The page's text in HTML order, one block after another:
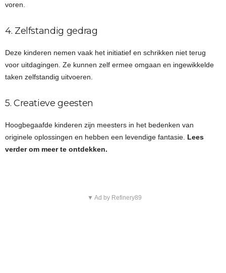
voren.
4. Zelfstandig gedrag
Deze kinderen nemen vaak het initiatief en schrikken niet terug
voor uitdagingen. Ze kunnen zelf ermee omgaan en ingewikkelde
taken zelfstandig uitvoeren.
5. Creatieve geesten
Hoogbegaafde kinderen zijn meesters in het bedenken van
originele oplossingen en hebben een levendige fantasie. Lees
verder om meer te ontdekken.
▼ Ad by Refinery89